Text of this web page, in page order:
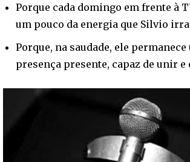
Porque cada domingo em frente à
um pouco da energia que Silvio
Porque, na saudade, ele permanece
presença presente, capaz de unir e